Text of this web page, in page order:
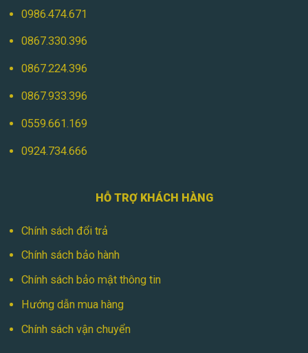
0986.474.671
0867.330.396
0867.224.396
0867.933.396
0559.661.169
0924.734.666
HỖ TRỢ KHÁCH HÀNG
Chính sách đổi trả
Chính sách bảo hành
Chính sách bảo mật thông tin
Hướng dẫn mua hàng
Chính sách vận chuyển